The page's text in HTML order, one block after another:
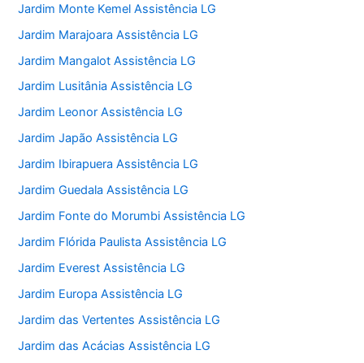
Jardim Monte Kemel Assistência LG
Jardim Marajoara Assistência LG
Jardim Mangalot Assistência LG
Jardim Lusitânia Assistência LG
Jardim Leonor Assistência LG
Jardim Japão Assistência LG
Jardim Ibirapuera Assistência LG
Jardim Guedala Assistência LG
Jardim Fonte do Morumbi Assistência LG
Jardim Flórida Paulista Assistência LG
Jardim Everest Assistência LG
Jardim Europa Assistência LG
Jardim das Vertentes Assistência LG
Jardim das Acácias Assistência LG